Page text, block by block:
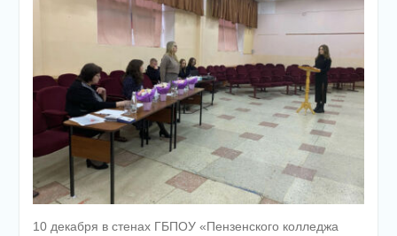
10 декабря в стенах ГБПОУ «Пензенского колледжа